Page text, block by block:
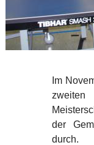
Im
zweiten
der
durch.